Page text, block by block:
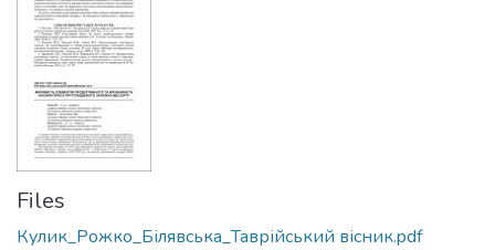
Files
Кулик_Рожко_Білявська_Таврійський вісник.pdf